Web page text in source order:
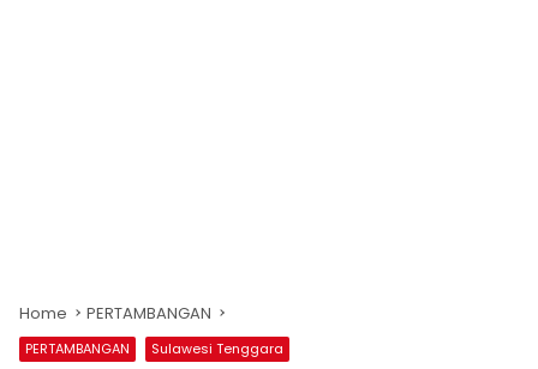
Home PERTAMBANGAN
PERTAMBANGAN Sulawesi Tenggara